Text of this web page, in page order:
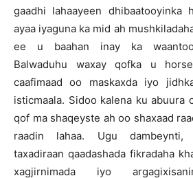
gaadhi lahaayeen
ayaa iyaguna ka mid ah
ee u baahan inay ka
Balwaduhu waxay qofka u
caafimaad oo maskaxda iyo
isticmaala. Sidoo kalena ku abuura
qof ma shaqeyste ah oo shaxaad
raadin lahaa. Ugu dambeynti,
taxadiraan qaadashada fikradaha
xagjirnimada iyo